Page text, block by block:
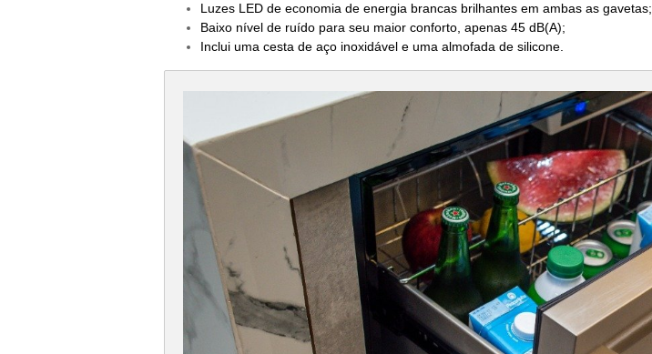
Luzes LED de economia de energia brancas brilhantes em ambas as gavetas;
Baixo nível de ruído para seu maior conforto, apenas 45 dB(A);
Inclui uma cesta de aço inoxidável e uma almofada de silicone.